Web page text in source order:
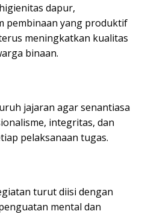
dapur,
pembinaan yang produktif
meningkatkan kualitas
binaan.
jajaran agar senantiasa
integritas, dan
pelaksanaan tugas.
turut diisi dengan
mental dan